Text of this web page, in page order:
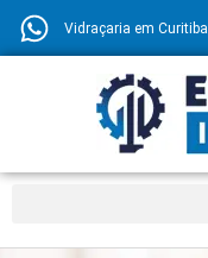
Vidraçaria em